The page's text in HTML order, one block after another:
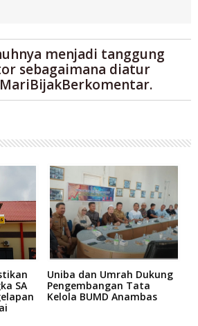
menjadi tanggung
sebagaimana diatur
SA
Uniba dan Umrah Dukung
Pengembangan Tata
Kelola BUMD Anambas